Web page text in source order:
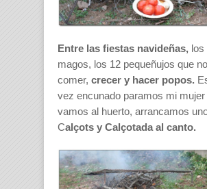
Entre las fiestas navideñas, los
magos, los 12 pequeñujos que
comer, crecer y hacer popos.
vez encunado paramos mi
vamos al huerto, arrancamos
Calçots y Calçotada al canto.